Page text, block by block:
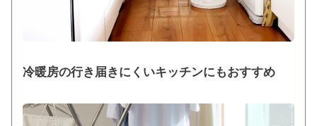
冷暖房の行き届きにくいキッチンにもおすすめ